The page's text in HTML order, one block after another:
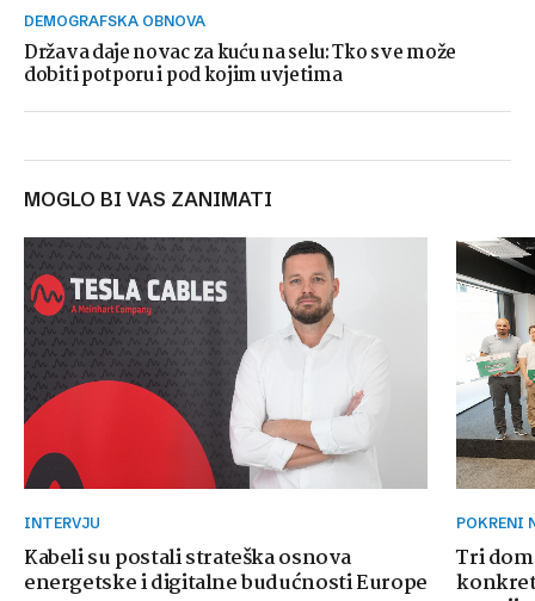
DEMOGRAFSKA OBNOVA
Država daje novac za kuću na selu: Tko sve može
dobiti potporu i pod kojim uvjetima
MOGLO BI VAS ZANIMATI
INTERVJU
Kabeli su postali strateška osnova
energetske i digitalne budućnosti Europe
POKRENI
Tri